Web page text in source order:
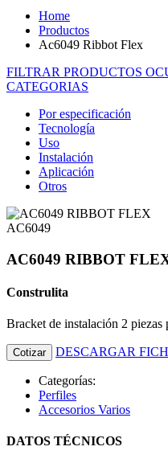
Home
Productos
Ac6049 Ribbot Flex
FILTRAR PRODUCTOS
CATEGORIAS
Por especificación
Tecnología
Uso
Instalación
Aplicación
Otros
AC6049
AC6049 RIBBOT
Construlita
Bracket de instalación 2
Cotizar DESCARGAR
Categorías:
Perfiles
Accesorios Varios
DATOS TÉCNICOS